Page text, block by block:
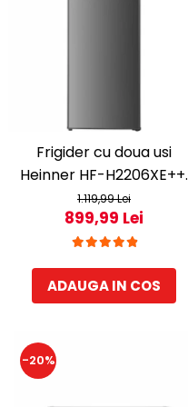
Frigider cu doua usi
Heinner HF-H2206XE++,
206 l, Clasa E, lumina LED,
3 rafturi de sticla, H 143
cm, Inox
1.119,99 Lei
899,99 Lei
ADAUGA IN COS
-20%